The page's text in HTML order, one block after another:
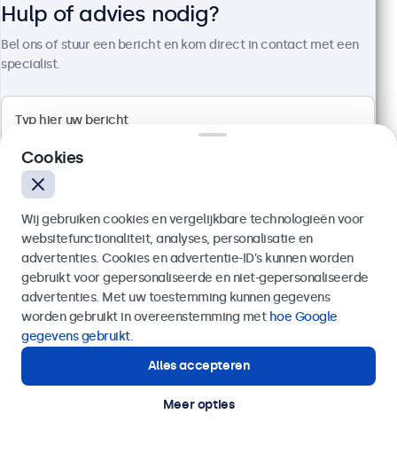
19 Inch Touchscreen Metaal
Artikelnummer:19TS7M
100+ stuks beschikbaar
Aansluitingen: HDMI, DisplayPort, USB-C, VGA
Montage: desktop, wand, inbouw
Buitenmaat: 481 x 294 x 45 mm
€ 569,00
€ 688,49 incl. btw
Bekijken
In winkelwagen
Hulp of advies nodig?
Bel ons of stuur een bericht en kom direct in contact met een
specialist.
Verzenden
Of bel ons op
Hulp of advies nodig?
Direct contact met een specialist.
Cookies
Wij gebruiken cookies en vergelijkbare technologieën voor
websitefunctionaliteit, analyses, personalisatie en
advertenties. Cookies en advertentie-ID’s kunnen worden
gebruikt voor gepersonaliseerde en niet-gepersonaliseerde
advertenties. Met uw toestemming kunnen gegevens
worden gebruikt in overeenstemming met hoe Google
gegevens gebruikt.
Alles accepteren
Meer opties